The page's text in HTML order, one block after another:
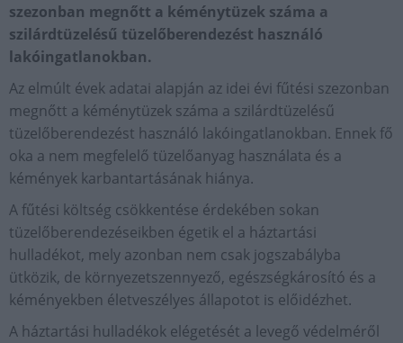
szezonban megnőtt a kéménytüzek száma a
szilárdtüzelésű tüzelőberendezést használó
lakóingatlanokban.
Az elmúlt évek adatai alapján az idei évi fűtési szezonban
megnőtt a kéménytüzek száma a szilárdtüzelésű
tüzelőberendezést használó lakóingatlanokban. Ennek fő
oka a nem megfelelő tüzelőanyag használata és a
kémények karbantartásának hiánya.
A fűtési költség csökkentése érdekében sokan
tüzelőberendezéseikben égetik el a háztartási
hulladékot, mely azonban nem csak jogszabályba
ütközik, de környezetszennyező, egészségkárosító és a
kéményekben életveszélyes állapotot is előidézhet.
A háztartási hulladékok elégetését a levegő védelméről